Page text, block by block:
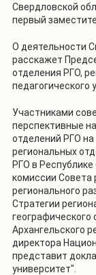
Свердловской
первый
О деятельности
расскажет
отделения РГО,
педагогического
Участниками
перспективные
отделений РГО
региональных
РГО в
комиссии Совета
регионального
Стратегии
Архангельского
директора
представит
университет".